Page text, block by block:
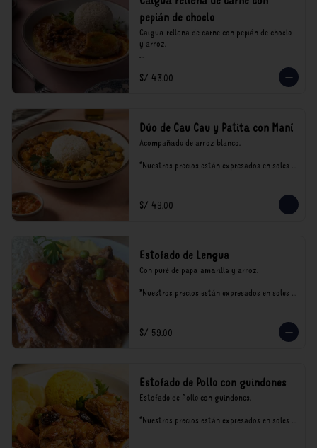
pepián de choclo
Caigua rellena de carne con pepián de choclo
y arroz.
*Nuestros precios están expresados en soles e
incluyen impuestos de ley y recargo al
S/ 43.00
Dúo de Cau Cau y Patita con Maní
Acompañado de arroz blanco.
*Nuestros precios están expresados en soles e
S/ 49.00
Estofado de Lengua
Con puré de papa amarilla y arroz.
*Nuestros precios están expresados en soles e
S/ 59.00
Estofado de Pollo con guindones
Estofado de Pollo con guindones.
*Nuestros precios están expresados en soles e